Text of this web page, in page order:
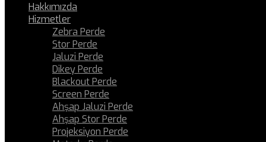
Hakkımızda
Hizmetler
Zebra Perde
Stor Perde
Jaluzi Perde
Dikey Perde
Blackout Perde
Screen Perde
Ahşap Jaluzi Perde
Ahşap Stor Perde
Projeksiyon Perde